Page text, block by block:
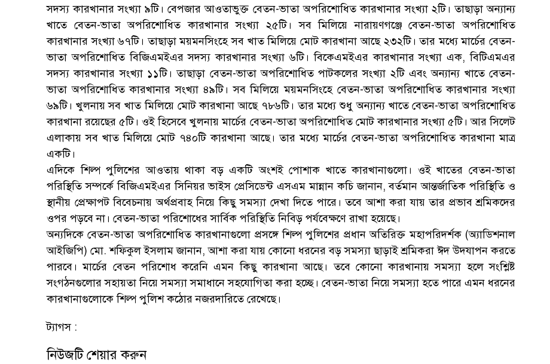
সদস্য কারখানার সংখ্যা ৯টি। বেপজার আওতাভুক্ত বেতন-ভাতা অপরিশোধিত কারখানার সংখ্যা ২টি। তাছাড়া অন্যান্য
খাতে বেতন-ভাতা অপরিশোধিত কারখানার সংখ্যা ২৫টি। সব মিলিয়ে নারায়ণগঞ্জে বেতন-ভাতা অপরিশোধিত
কারখানার সংখ্যা ৬৭টি। তাছাড়া ময়মনসিংহে সব খাত মিলিয়ে মোট কারখানা আছে ২৩২টি। তার মধ্যে মার্চের বেতন-
ভাতা অপরিশোধিত বিজিএমইএর সদস্য কারখানার সংখ্যা ৬টি। বিকেএমইএর কারখানার সংখ্যা এক, বিটিএমএর
সদস্য কারখানার সংখ্যা ১১টি। তাছাড়া বেতন-ভাতা অপরিশোধিত পাটকলের সংখ্যা ২টি এবং অন্যান্য খাতে বেতন-
ভাতা অপরিশোধিত কারখানার সংখ্যা ৪৯টি। সব মিলিয়ে ময়মনসিংহে বেতন-ভাতা অপরিশোধিত কারখানার সংখ্যা
৬৯টি। খুলনায় সব খাত মিলিয়ে মোট কারখানা আছে ৭৮৬টি। তার মধ্যে শুধু অন্যান্য খাতে বেতন-ভাতা অপরিশোধিত
কারখানা রয়েছের ৫টি। ওই হিসেবে খুলনায় মার্চের বেতন-ভাতা অপরিশোধিত মোট কারখানার সংখ্যা ৫টি। আর সিলেট
এলাকায় সব খাত মিলিয়ে মোট ৭৪০টি কারখানা আছে। তার মধ্যে মার্চের বেতন-ভাতা অপরিশোধিত কারখানা মাত্র
একটি।
এদিকে শিল্প পুলিশের আওতায় থাকা বড় একটি অংশই পোশাক খাতে কারখানাগুলো। ওই খাতের বেতন-ভাতা
পরিস্থিতি সম্পর্কে বিজিএমইএর সিনিয়র ভাইস প্রেসিডেন্ট এসএম মান্নান কচি জানান, বর্তমান আন্তর্জাতিক পরিস্থিতি ও
স্থানীয় প্রেক্ষাপট বিবেচনায় অর্থপ্রবাহ নিয়ে কিছু সমস্যা দেখা দিতে পারে। তবে আশা করা যায় তার প্রভাব শ্রমিকদের
ওপর পড়বে না। বেতন-ভাতা পরিশোধের সার্বিক পরিস্থিতি নিবিড় পর্যবেক্ষণে রাখা হয়েছে।
অন্যদিকে বেতন-ভাতা অপরিশোধিত কারখানাগুলো প্রসঙ্গে শিল্প পুলিশের প্রধান অতিরিক্ত মহাপরিদর্শক (অ্যাডিশনাল
আইজিপি) মো. শফিকুল ইসলাম জানান, আশা করা যায় কোনো ধরনের বড় সমস্যা ছাড়াই শ্রমিকরা ঈদ উদযাপন করতে
পারবে। মার্চের বেতন পরিশোধ করেনি এমন কিছু কারখানা আছে। তবে কোনো কারখানায় সমস্যা হলে সংশ্লিষ্ট
সংগঠনগুলোর সহায়তা নিয়ে সমস্যা সমাধানে সহযোগিতা করা হচ্ছে। বেতন-ভাতা নিয়ে সমস্যা হতে পারে এমন ধরনের
কারখানাগুলোকে শিল্প পুলিশ কঠোর নজরদারিতে রেখেছে।
ট্যাগস :
নিউজটি শেয়ার করুন